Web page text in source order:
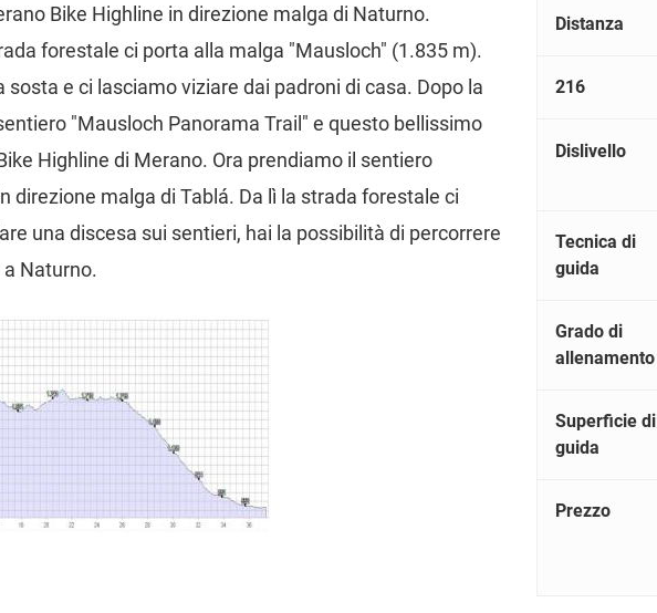
Distanza
216
Dislivello
Tecnica di
guida
Grado di
allenamento
Superficie di
guida
Prezzo
Bike Highline in direzione malga di Naturno.
forestale ci porta alla malga "Mausloch" (1.835 m).
e ci lasciamo viziare dai padroni di casa. Dopo la
"Mausloch Panorama Trail" e questo bellissimo
Highline di Merano. Ora prendiamo il sentiero
direzione malga di Tablá. Da lì la strada forestale ci
una discesa sui sentieri, hai la possibilità di percorrere
Naturno.